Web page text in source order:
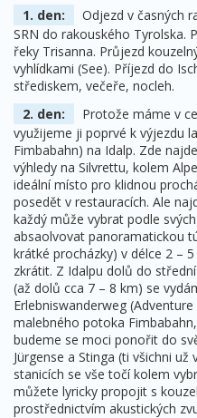
1. den:
Odjezd v časných
SRN do rakouského Tyrolska.
řeky Trisanna. Průjezd
vyhlídkami (See). Příjezd do
střediskem, večeře, nocleh.
2. den:
Protože máme v
využijeme ji poprvé k výjezdu
Fimbabahn) na Idalp. Zde
výhledy na Silvrettu, kolem
ideální místo pro klidnou
posedět v restauracích. Ale
každý může vybrat podle
absaolvovat panoramatickou
krátké procházky) v délce 2 –
zkrátit. Z Idalpu dolů do
(až dolů cca 7 – 8 km) se
Erlebniswanderweg
malebného potoka
budeme se moci ponořit do
Jürgense a Stinga (ti všichni
stanicích se vše točí kolem
můžete lyricky propojit s
prostřednictvím akustických